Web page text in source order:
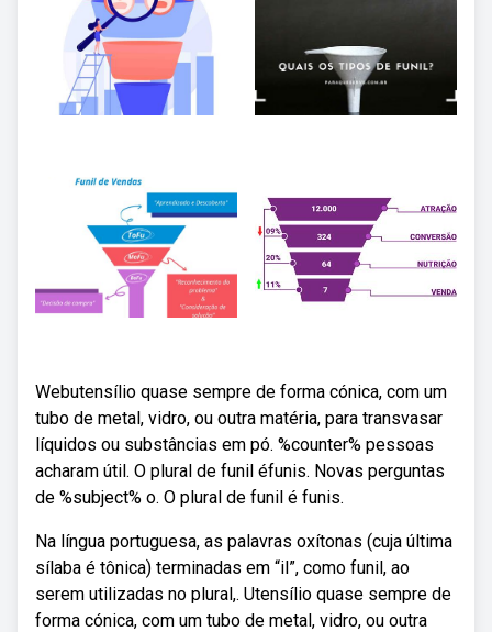
Webutensílio quase sempre de forma cónica, com um
tubo de metal, vidro, ou outra matéria, para transvasar
líquidos ou substâncias em pó. %counter% pessoas
acharam útil. O plural de funil éfunis. Novas perguntas
de %subject% o. O plural de funil é funis.
Na língua portuguesa, as palavras oxítonas (cuja última
sílaba é tônica) terminadas em “il”, como funil, ao
serem utilizadas no plural,. Utensílio quase sempre de
forma cónica, com um tubo de metal, vidro, ou outra